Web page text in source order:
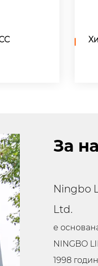
батерии
За
Ningbo
Ltd.
е
NINGBO
1998